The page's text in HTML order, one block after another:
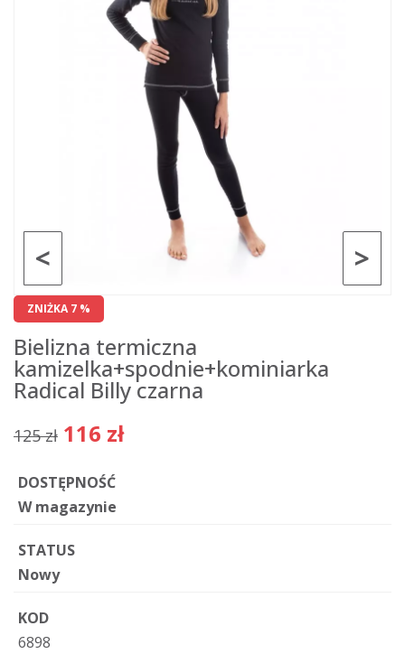
>
<
ZNIŻKA 7 %
Bielizna termiczna
kamizelka+spodnie+kominiarka
Radical Billy czarna
125 zł 116 zł
DOSTĘPNOŚĆ
W magazynie
STATUS
Nowy
KOD
6898